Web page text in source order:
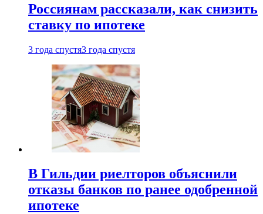
Россиянам рассказали, как снизить
ставку по ипотеке
3 года спустя3 года спустя
В Гильдии риелторов объяснили
отказы банков по ранее одобренной
ипотеке